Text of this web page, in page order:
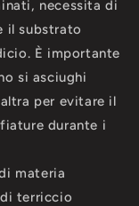
necessita di
il substrato
È importante
si asciughi
per evitare il
durante i
materia
di terriccio